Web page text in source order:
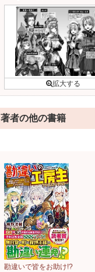
著者の他の書籍
勘違いで皆をお助け!?